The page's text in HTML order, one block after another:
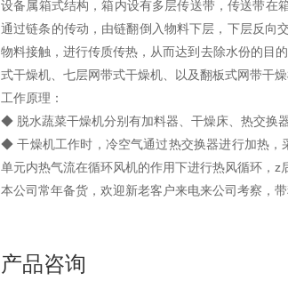
设备属箱式结构，箱内设有多层传送带，传送带在
通过链条的传动，由链翻倒入物料下层，下层反向
物料接触，进行传质传热，从而达到去除水份的目
式干燥机、七层网带式干燥机、以及翻板式网带干燥
工作原理：
◆ 脱水蔬菜干燥机分别有加料器、干燥床、热交换
◆ 干燥机工作时，冷空气通过热交换器进行加热，
单元内热气流在循环风机的作用下进行热风循环，z
本公司常年备货，欢迎新老客户来电来公司考察，
产品咨询